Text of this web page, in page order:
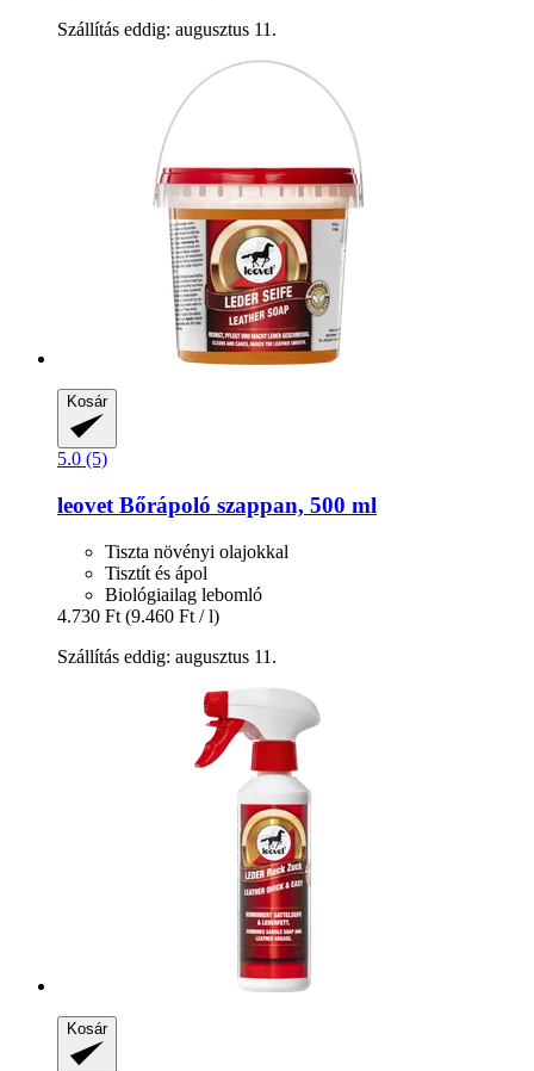
Szállítás eddig: augusztus 11.
Kosár
5.0 (5)
leovet Bőrápoló szappan, 500 ml
Tiszta növényi olajokkal
Tisztít és ápol
Biológiailag lebomló
4.730 Ft (9.460 Ft / l)
Szállítás eddig: augusztus 11.
Kosár